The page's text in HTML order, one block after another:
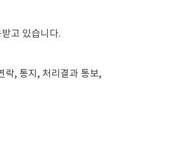
고 있습니다.
락, 통지, 처리결과 통보,